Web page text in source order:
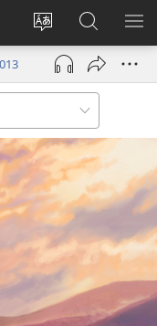
Změnit
jazyk
stránek
Přihlásit
se
(otevřeno
okno)
Hledat
na
JW.ORG